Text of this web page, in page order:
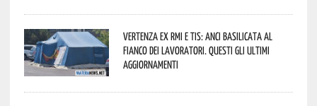
Vertenza ex RMI e TIS: ANCI Basilicata al
fianco dei lavoratori. Questi gli ultimi
aggiornamenti